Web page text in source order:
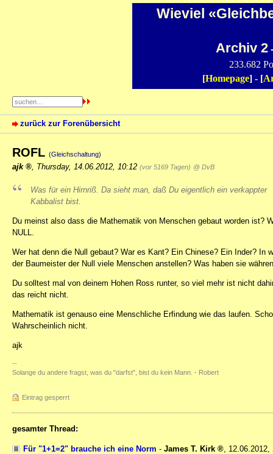
Wieviel
Archiv 2
233.682
[Homepage] - [
zurück zur Forenübersicht
ROFL (Gleichschaltung)
ajk Thursday, 14.06.2012, 10:12 (vor 5169 Tagen) @ DvB
Was für ein Hirnriß. Da sieht man, daß Du eigentlich ein verkappter
Kabbalist bist.
Du meinst also dass die Mathematik von Menschen gebaut worden ist?
NULL.
Wer hat denn die Null gebaut? War es Kant? Ein Chinese? Ein Inder? In
der Baumeister der Null viele Menschen anstellen? Was haben sie
Du solltest mal von deinem Hohen Ross runter, so viel mehr ist nicht
das reicht nicht.
Mathematik ist genauso eine Menschliche Erfindung wie das laufen.
Wahrscheinlich nicht.
ajk
--
Solange du andere fragst, was du "darfst", bist du kein Mann. - Robert
Eintrag gesperrt
gesamter Thread:
Für "1+1=2" brauche ich eine Norm - James T. Kirk